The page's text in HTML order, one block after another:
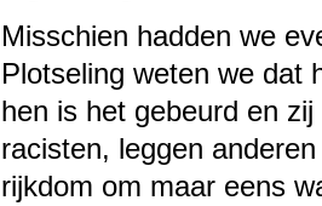
Misschien hadden we
Plotseling weten we dat
hen is het gebeurd en
racisten, leggen
rijkdom om maar eens